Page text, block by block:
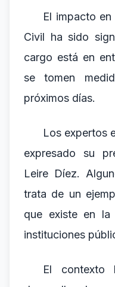
El impacto
Civil ha sido
cargo está en
se tomen
próximos días.
Los expertos
expresado su
Leire Díez.
trata de un
que existe en
instituciones
El contexto